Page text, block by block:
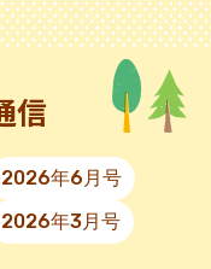
信
2026年6月号
2026年3月号